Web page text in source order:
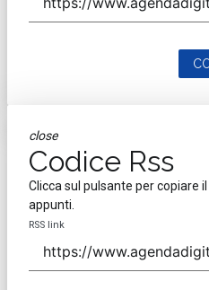
close
Codice Rss
Clicca sul pulsante per copiare il
appunti.
RSS link